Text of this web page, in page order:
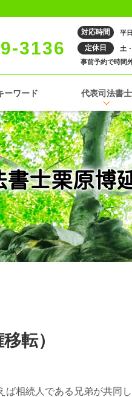
3136
対応時間 平
定休日
土
事前予約で時間
ーワード 代表司法書士
書士栗原博
転）
相続人である兄弟が共同